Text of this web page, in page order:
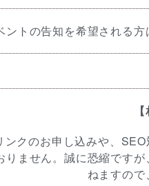
ントの告知を希望される方
ンクのお申し込みや、
りません。誠に恐縮です
ねますの